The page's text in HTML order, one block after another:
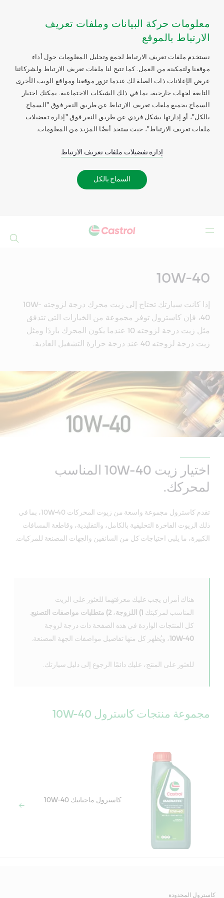
معلومات حركة البيانات وملفات تعريف
الارتباط بالموقع
نستخدم ملفات تعريف الارتباط لجمع وتحليل المعلومات حول أداء
موقعنا ولتمكينه من العمل. كما تتيح لنا ملفات تعريف الارتباط ولشركائنا
عرض الإعلانات ذات الصلة لك عندما تزور موقعنا ومواقع الويب الأخرى
التابعة لجهات خارجية، بما في ذلك الشبكات الاجتماعية. يمكنك اختيار
السماح بجميع ملفات تعريف الارتباط عن طريق النقر فوق "السماح
بالكل"، أو إدارتها بشكل فردي عن طريق النقر فوق "إدارة تفضيلات
ملفات تعريف الارتباط"، حيث ستجد أيضًا المزيد من المعلومات.
إدارة تفضيلات ملفات تعريف الارتباط
السماح بالكل
10W-40
إذا كانت سيارتك تحتاج إلى زيت محرك درجة لزوجته 10W-
40، فإن كاسترول توفر مجموعة من الخيارات التي تتدفق
مثل زيت درجة لزوجته 10 عندما يكون المحرك باردًا ومثل
زيت درجة لزوجته 40 عند درجة حرارة التشغيل العادية.
اختيار زيت 10W-40 المناسب
لمحركك.
تقدم كاسترول مجموعة واسعة من زيوت المحركات 10W-40، بما في
ذلك الزيوت الفاخرة التخليقية بالكامل، والتقليدية، وقاطعة المسافات
الكبيرة، ما يلبي احتياجات كل من السائقين والجهات المصنعة للمركبات.
هناك أمران يجب عليك معرفتهما للعثور على الزيت
المناسب لمركبتك
،2) متطلبات مواصفات التصنيع
.
كل المنتجات الواردة في هذه الصفحة ذات درجة لزوجة
10W-40، ويُظهر كل منها تفاصيل مواصفات الجهة المصنعة.
للعثور على المنتج، عليك دائمًا الرجوع إلى دليل سيارتك.
مجموعة منتجات كاسترول 10W-40
كاسترول ماجناتيك 10W-40
كاسترول المحدودة